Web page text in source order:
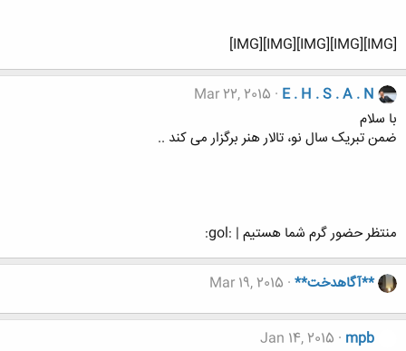
[IMG][IMG][IMG][IMG][IMG]
E . H . S . A . N
Mar 22, 2015
با سلام
ضمن تبریک سال نو، تالار هنر برگزار می کند ..
منتظر حضور گرم شما هستیم | :gol:
**آگاهدخت** Mar 19, 2015
mpb
Jan 14, 2015